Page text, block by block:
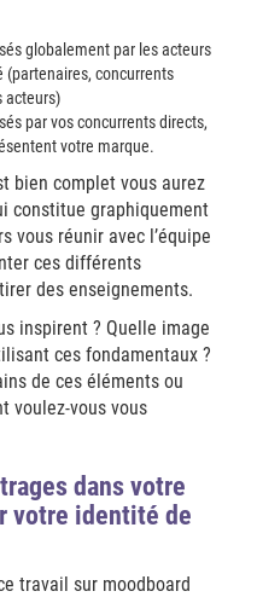
globalement par les acteurs
(partenaires, concurrents
acteurs)
par vos concurrents directs,
votre marque.
bien complet vous aurez
constitue graphiquement
vous réunir avec l’équipe
ces différents
des enseignements.
inspirent ? Quelle image
ces fondamentaux ?
de ces éléments ou
voulez-vous vous
dans votre
votre identité de
travail sur moodboard